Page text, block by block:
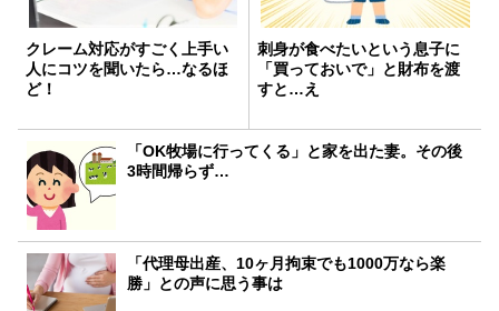
クレーム対応がすごく上手い
人にコツを聞いたら…なるほ
ど！
刺身が食べたいという息子に
「買っておいで」と財布を渡
すと…え
「OK牧場に行ってくる」と家を出た妻。その後
3時間帰らず…
「代理母出産、10ヶ月拘束でも1000万なら楽
勝」との声に思う事は